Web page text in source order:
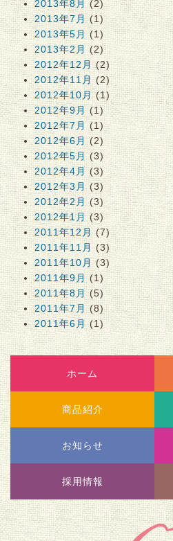
2013年8月 (2)
2013年7月(1)
2013年5月 (1)
2013年2月 (2)
2012年12月 (2)
2012年11月(2)
2012年10月(1)
2012年9月(1)
2012年7月(1)
2012年6月 (2)
2012年5月(3)
2012年4月(3)
2012年3月(3)
2012年2月(3)
2012年1月(3)
2011年12月(7)
2011年11月 (3)
2011年10月(3)
2011年9月(1)
2011年8月(5)
2011年7月(8)
2011年6月 (1)
ホーム
商品紹介
お知らせ
採用情報